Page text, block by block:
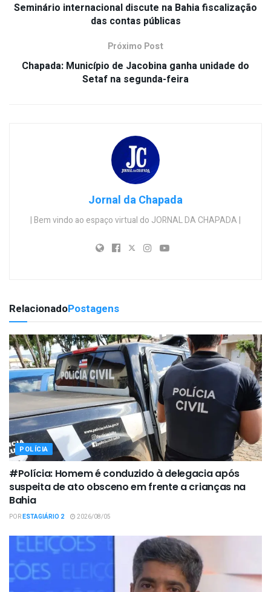
Seminário internacional discute na Bahia fiscalização
das contas públicas
Próximo Post
Chapada: Município de Jacobina ganha unidade do
Setaf na segunda-feira
Jornal da Chapada
| Bem vindo ao espaço virtual do JORNAL DA CHAPADA |
RelacionadoPostagens
POLÍCIA
#Polícia: Homem é conduzido à delegacia após
suspeita de ato obsceno em frente a crianças na
Bahia
PORESTAGIÁRIO 2 2026/08/05